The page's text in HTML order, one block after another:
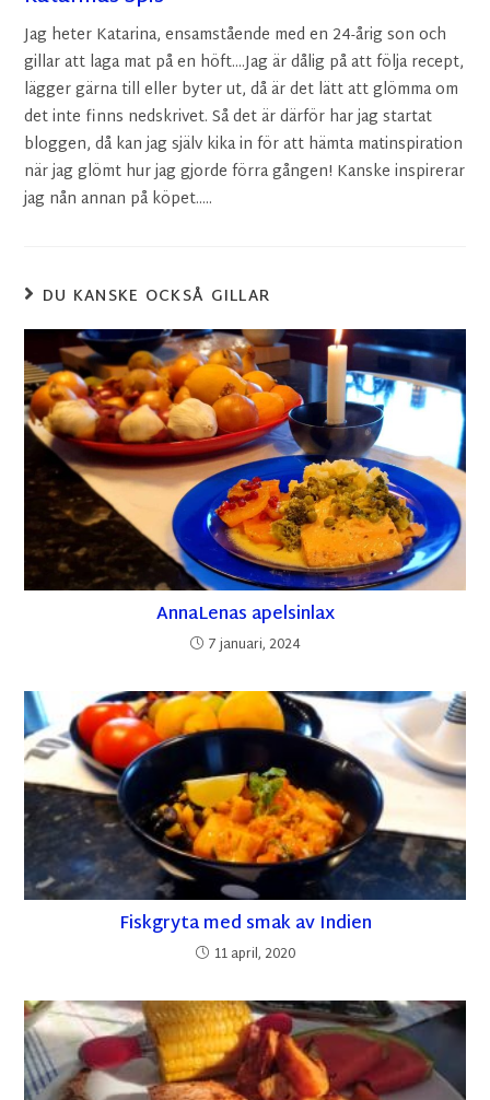
Jag heter Katarina, ensamstående med en 24-årig son och
gillar att laga mat på en höft....Jag är dålig på att följa recept,
lägger gärna till eller byter ut, då är det lätt att glömma om
det inte finns nedskrivet. Så det är därför har jag startat
bloggen, då kan jag själv kika in för att hämta matinspiration
när jag glömt hur jag gjorde förra gången! Kanske inspirerar
jag nån annan på köpet.....
DU KANSKE OCKSÅ GILLAR
AnnaLenas apelsinlax
7 januari, 2024
Fiskgryta med smak av Indien
11 april, 2020